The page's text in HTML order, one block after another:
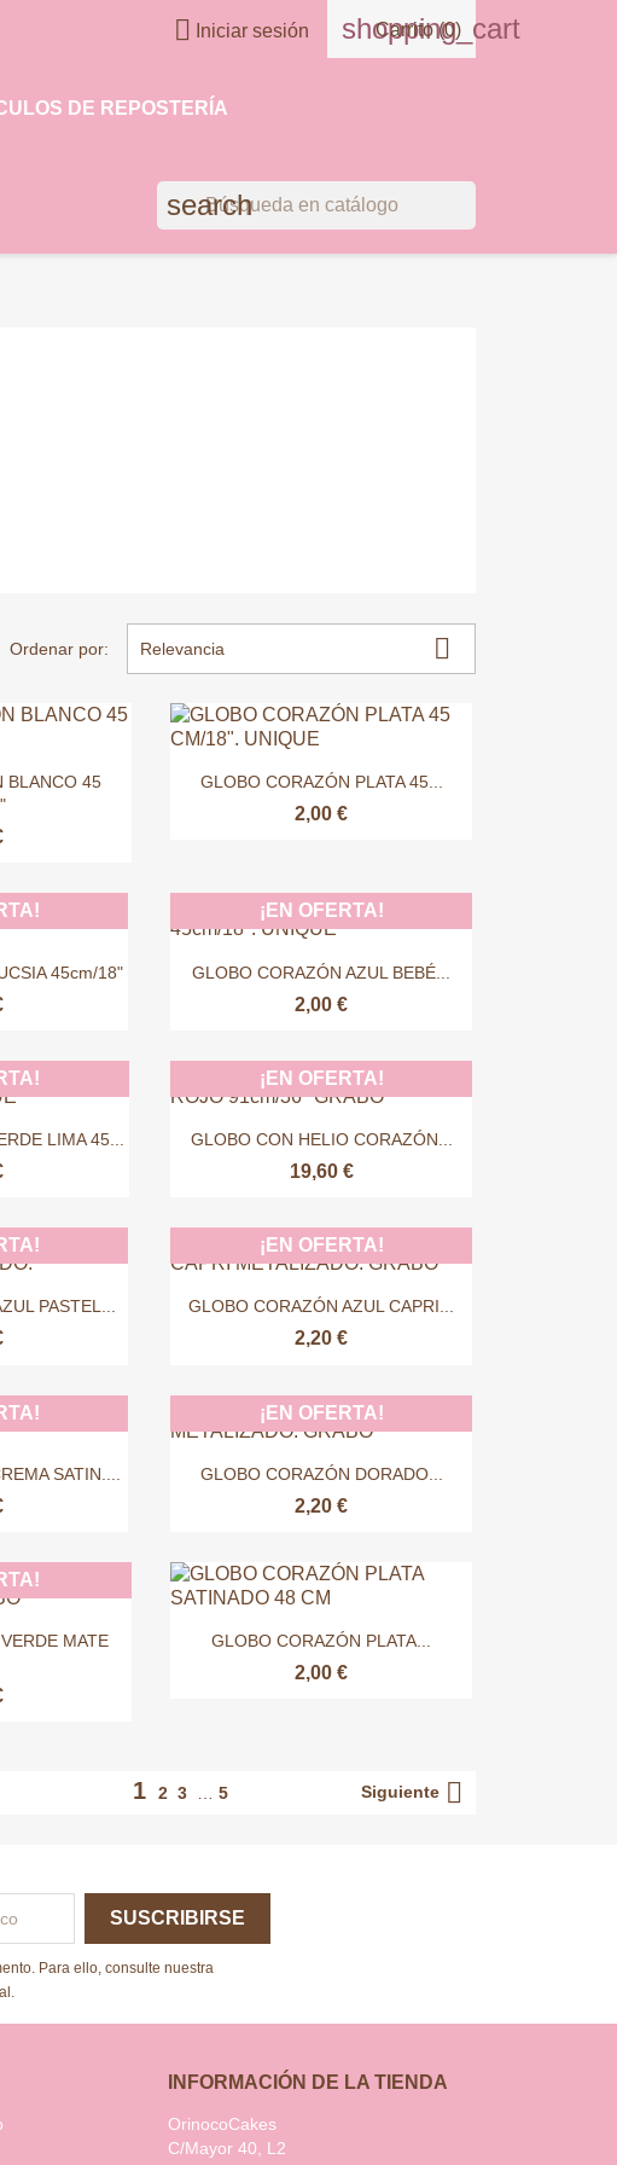
 Iniciar sesión shopping_cart
Carrito (0)
DE REPOSTERÍA
search
Ordenar por: Relevancia 
BLANCO 45
 Vista rápida
GLOBO CORAZÓN PLATA 45...
2,00 €
45cm/18"  Vista rápida
GLOBO CORAZÓN AZUL BEBÉ...
2,00 €
¡EN OFERTA!
LIMA 45...  Vista rápida
GLOBO CON HELIO CORAZÓN...
19,60 €
¡EN OFERTA!
PASTEL...  Vista rápida
GLOBO CORAZÓN AZUL CAPRI...
2,20 €
¡EN OFERTA!
SATIN....  Vista rápida
GLOBO CORAZÓN DORADO...
2,20 €
¡EN OFERTA!
MATE
 Vista rápida
GLOBO CORAZÓN PLATA...
2,00 €
123 … 5 Siguiente 
Para ello, consulte nuestra
INFORMACIÓN DE LA TIENDA
OrinocoCakes
C/Mayor 40, L2